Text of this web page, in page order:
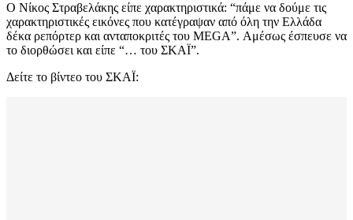
Ο Νίκος Στραβελάκης είπε χαρακτηριστικά: “πάμε να δούμε τις
χαρακτηριστικές εικόνες που κατέγραψαν από όλη την Ελλάδα
δέκα ρεπόρτερ και ανταποκριτές του MEGA”. Αμέσως έσπευσε να
το διορθώσει και είπε “… του ΣΚΑΪ”.
Δείτε το βίντεο του ΣΚΑΪ: